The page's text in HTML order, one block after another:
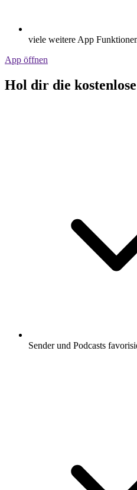
viele weitere App
App öffnen
Hol dir die
Sender und Podcasts